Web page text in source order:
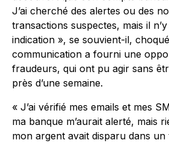
J’ai cherché des alertes ou des
transactions suspectes, mais il
indication », se souvient-il,
communication a fourni une
fraudeurs, qui ont pu agir sans
près d’une semaine.
« J’ai vérifié mes emails et mes
ma banque m’aurait alerté, mais
mon argent avait disparu dans